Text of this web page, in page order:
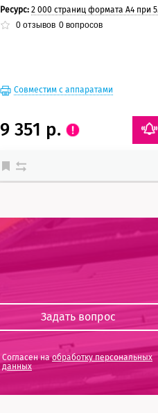
Ресурс: 2 000 страниц формата А4 при 5% заполнении страницы.
0отзывов 0вопросов
Совместим с аппаратами
9 351 р.
Согласен наобработку персональных
данных